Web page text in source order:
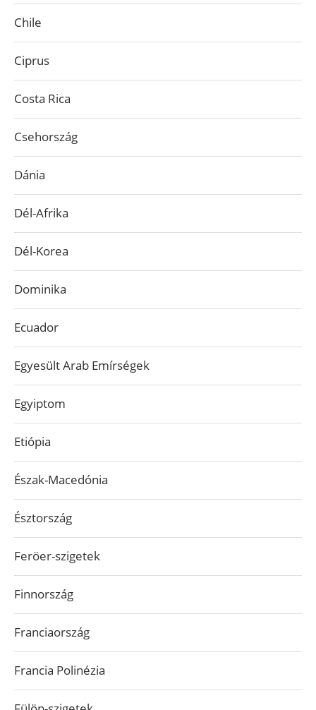
Chile
Ciprus
Costa Rica
Csehország
Dánia
Dél-Afrika
Dél-Korea
Dominika
Ecuador
Egyesült Arab Emírségek
Egyiptom
Etiópia
Észak-Macedónia
Észtország
Feröer-szigetek
Finnország
Franciaország
Francia Polinézia